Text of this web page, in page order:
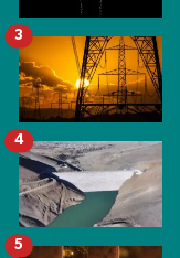
3
4
5